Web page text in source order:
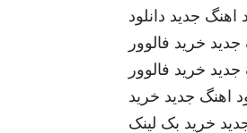
اهنگ جدید دانلود
جدید خرید فالوور
جدید خرید فالوور
اهنگ جدید خرید
خرید بک لینک